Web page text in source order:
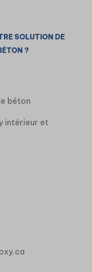
SOLUTION DE
?
béton
intérieur et